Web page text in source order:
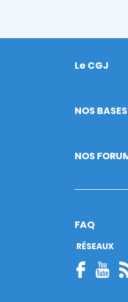
Footer
Le CGJ
NOS
NOS
FAQ
RÉSEAUX